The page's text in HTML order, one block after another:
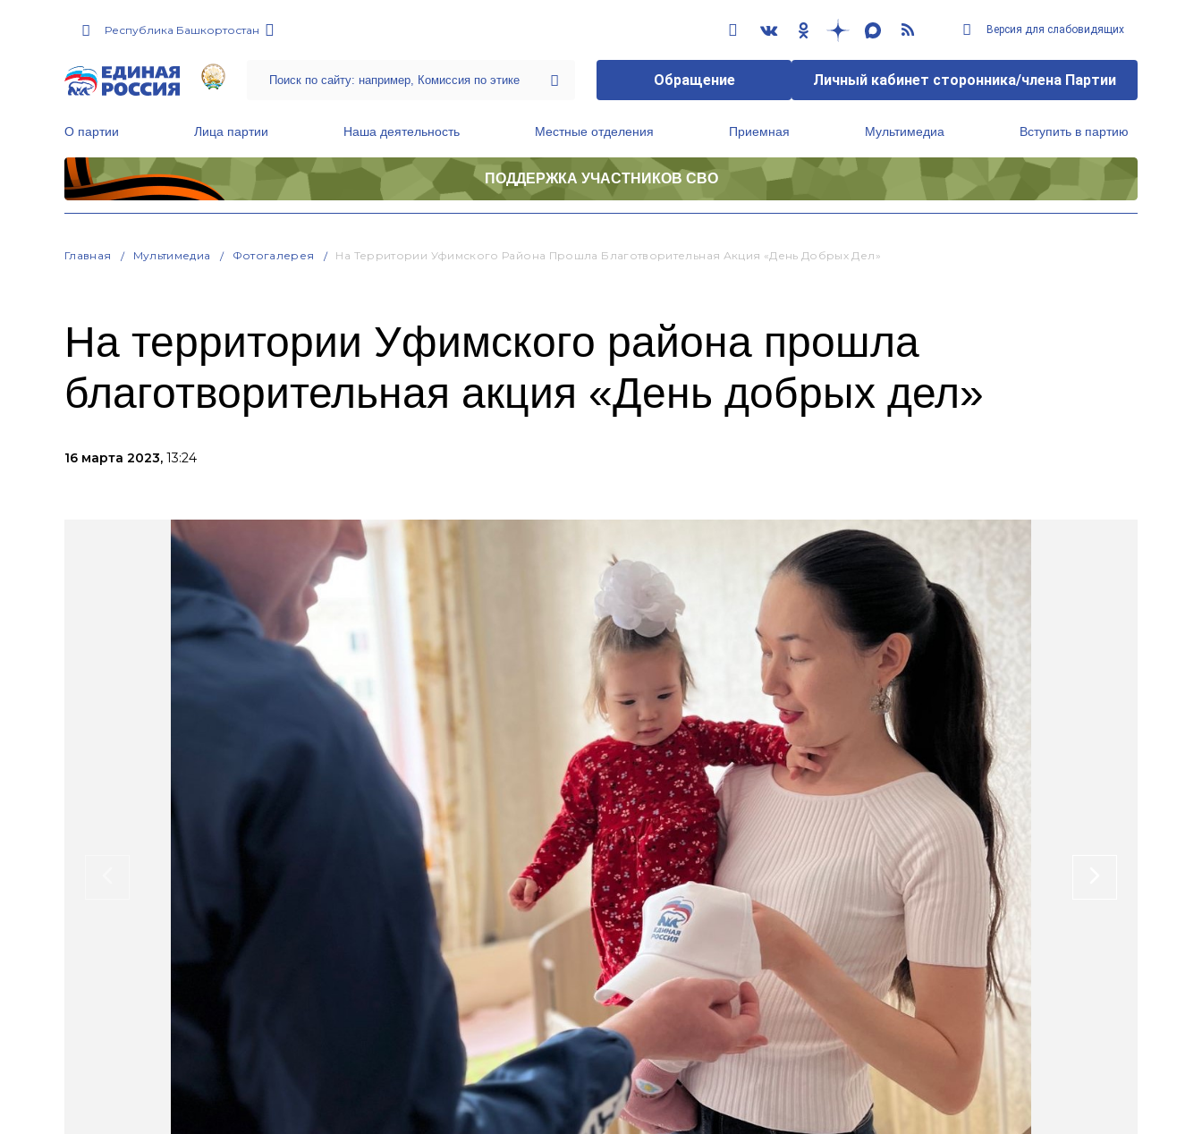
Республика Башкортостан Версия для слабовидящих
Обращение Личный кабинет сторонника/члена Партии
О партии Лица партии Наша деятельность Местные отделения Приемная Мультимедиа Вступить в партию
ПОДДЕРЖКА УЧАСТНИКОВ СВО
Главная Мультимедиа Фотогалерея На Территории Уфимского Района Прошла Благотворительная Акция «День Добрых Дел»
На территории Уфимского района прошла
благотворительная акция «День добрых дел»
16 марта 2023, 13:24